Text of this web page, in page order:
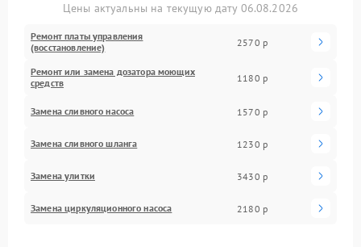
Цены актуальны на текущую дату 06.08.2026
Ремонт платы управления
(восстановление)
2570 р
Ремонт или замена дозатора моющих
средств
1180 р
Замена сливного насоса 1570 р
Замена сливного шланга 1230 р
Замена улитки 3430 р
Замена циркуляционного насоса 2180 р